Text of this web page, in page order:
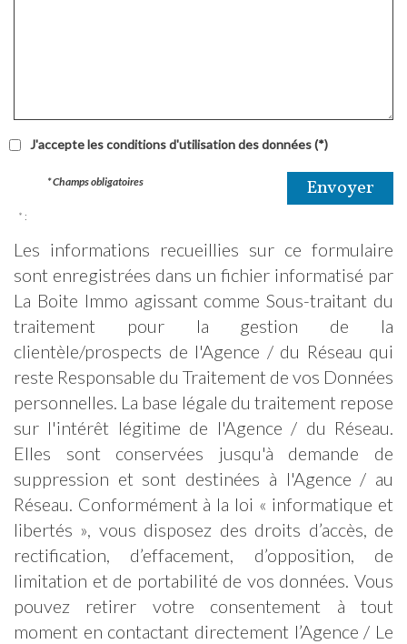
J'accepte les conditions d'utilisation des données (*)
Envoyer
* Champs obligatoires
* :
Les informations recueillies sur ce formulaire
sont enregistrées dans un fichier informatisé par
La Boite Immo agissant comme Sous-traitant du
traitement pour la gestion de la
clientèle/prospects de l'Agence / du Réseau qui
reste Responsable du Traitement de vos Données
personnelles. La base légale du traitement repose
sur l'intérêt légitime de l'Agence / du Réseau.
Elles sont conservées jusqu'à demande de
suppression et sont destinées à l'Agence / au
Réseau. Conformément à la loi « informatique et
libertés », vous disposez des droits d’accès, de
rectification, d’effacement, d’opposition, de
limitation et de portabilité de vos données. Vous
pouvez retirer votre consentement à tout
moment en contactant directement l’Agence / Le